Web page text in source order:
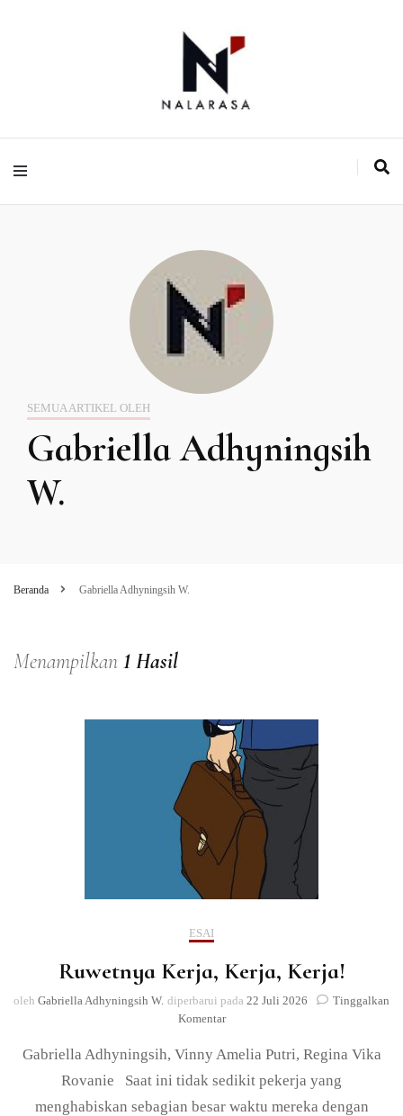
Nalarasa
SEMUA ARTIKEL OLEH
Gabriella Adhyningsih
W.
Beranda Gabriella Adhyningsih W.
Menampilkan 1 Hasil
ESAI
Ruwetnya Kerja, Kerja, Kerja!
oleh Gabriella Adhyningsih W. diperbarui pada 22 Juli 2026
Tinggalkan
Komentarpada
Kerja,
Kerja!
Gabriella Adhyningsih, Vinny Amelia Putri, Regina Vika
Rovanie Saat ini tidak sedikit pekerja yang
menghabiskan sebagian besar waktu mereka dengan